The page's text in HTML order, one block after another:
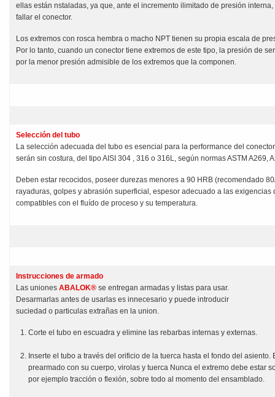
ellas están nstaladas, ya que, ante el incremento ilimitado de presión
fallar el conector.
Los extremos con rosca hembra o macho NPT tienen su propia escala de
Por lo tanto, cuando un conector tiene extremos de este tipo, la presión de
por la menor presión admisible de los extremos que la componen.
Selección del tubo
La selección adecuada del tubo es esencial para la performance del
serán sin costura, del tipo AISI 304 , 316 o 316L, según normas ASTM A269,
Deben estar recocidos, poseer durezas menores a 90 HRB (recomendado
rayaduras, golpes y abrasión superficial, espesor adecuado a las exigencias
compatibles con el fluído de proceso y su temperatura.
Instrucciones de armado
Las uniones ABALOK® se entregan armadas y listas para usar.
Desarmarlas antes de usarlas es innecesario y puede introducir
suciedad o particulas extrañas en la union.
Corte el tubo en escuadra y elimine las rebarbas internas y externas.
Inserte el tubo a través del orificio de la tuerca hasta el fondo del asiento.
prearmado con su cuerpo, virolas y tuerca Nunca el extremo debe estar
por ejemplo tracción o flexión, sobre todo al momento del ensamblado.